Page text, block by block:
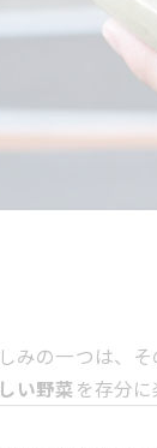
みの一つは、
い野菜を存分